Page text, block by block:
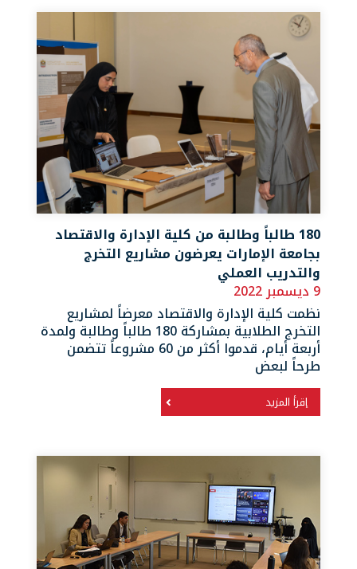
180 طالباً وطالبة من كلية الإدارة والاقتصاد
بجامعة الإمارات يعرضون مشاريع التخرج
والتدريب العملي
9 ديسمبر 2022
نظمت كلية الإدارة والاقتصاد معرضاً لمشاريع
التخرج الطلابية بمشاركة 180 طالباً وطالبة ولمدة
أربعة أيام، قدموا أكثر من 60 مشروعاً تتضمن
طرحاً لبعض
إقرأ المزيد